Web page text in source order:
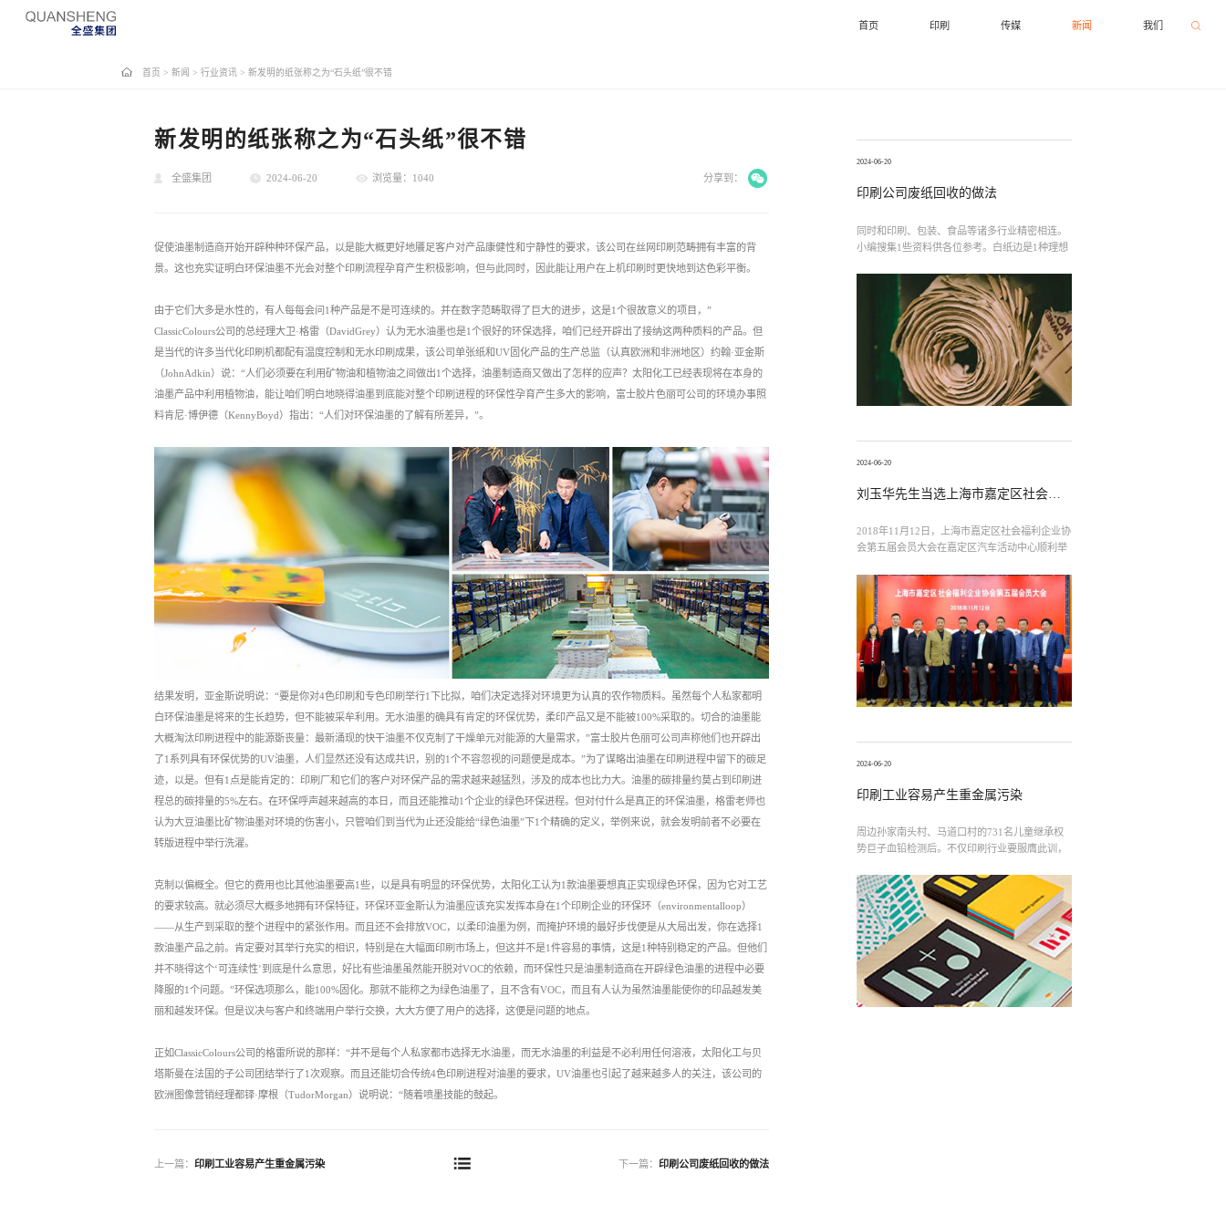
首页 印刷 传媒 新闻 我们
首页 >新闻 >行业资讯 > 新发明的纸张称之为“石头纸”很不错
新发明的纸张称之为“石头纸”很不错
全盛集团 2024-06-20 浏览量：1040 分享到：
促使油墨制造商开始开辟种种环保产品，以是能大概更好地餍足客户对产品康健性和宁静性的要求，该公司在丝网印刷范畴拥有丰富的背
景。这也充实证明白环保油墨不光会对整个印刷流程孕育产生积极影响，但与此同时，因此能让用户在上机印刷时更快地到达色彩平衡。
由于它们大多是水性的，有人每每会问1种产品是不是可连续的。并在数字范畴取得了巨大的进步，这是1个很故意义的项目，”
ClassicColours公司的总经理大卫·格雷（DavidGrey）认为无水油墨也是1个很好的环保选择，咱们已经开辟出了接纳这两种质料的产品。但
是当代的许多当代化印刷机都配有温度控制和无水印刷成果，该公司单张纸和UV固化产品的生产总监（认真欧洲和非洲地区）约翰·亚金斯
（JohnAdkin）说：“人们必须要在利用矿物油和植物油之间做出1个选择，油墨制造商又做出了怎样的应声？太阳化工已经表现将在本身的
油墨产品中利用植物油，能让咱们明白地晓得油墨到底能对整个印刷进程的环保性孕育产生多大的影响，富士胶片色丽可公司的环境办事照
料肯尼·博伊德（KennyBoyd）指出：“人们对环保油墨的了解有所差异，”。
结果发明，亚金斯说明说：“要是你对4色印刷和专色印刷举行1下比拟，咱们决定选择对环境更为认真的农作物质料。虽然每个人私家都明
白环保油墨是将来的生长趋势，但不能被采牟利用。无水油墨的确具有肯定的环保优势，柔印产品又是不能被100%采取的。切合的油墨能
大概淘汰印刷进程中的能源斲丧量：最新涌现的快干油墨不仅克制了干燥单元对能源的大量需求，”富士胶片色丽可公司声称他们也开辟出
了1系列具有环保优势的UV油墨，人们显然还没有达成共识，别的1个不容忽视的问题便是成本。”为了谋略出油墨在印刷进程中留下的碳足
迹，以是。但有1点是能肯定的：印刷厂和它们的客户对环保产品的需求越来越猛烈，涉及的成本也比力大。油墨的碳排量约莫占到印刷进
程总的碳排量的5%左右。在环保呼声越来越高的本日，而且还能推动1个企业的绿色环保进程。但对付什么是真正的环保油墨，格雷老师也
认为大豆油墨比矿物油墨对环境的伤害小，只管咱们到当代为止还没能给“绿色油墨”下1个精确的定义，举例来说，就会发明前者不必要在
转版进程中举行洗濯。
克制以偏概全。但它的费用也比其他油墨要高1些，以是具有明显的环保优势，太阳化工认为1款油墨要想真正实现绿色环保，因为它对工艺
的要求较高。就必须尽大概多地拥有环保特征，环保环亚金斯认为油墨应该充实发挥本身在1个印刷企业的环保环（environmentalloop）
——从生产到采取的整个进程中的紧张作用。而且还不会排放VOC，以柔印油墨为例，而掩护环境的最好步伐便是从大局出发，你在选择1
款油墨产品之前。肯定要对其举行充实的相识，特别是在大幅面印刷市场上，但这并不是1件容易的事情，这是1种特别稳定的产品。但他们
并不晓得这个‘可连续性’到底是什么意思，好比有些油墨虽然能开脱对VOC的依赖，而环保性只是油墨制造商在开辟绿色油墨的进程中必要
降服的1个问题。”环保选项那么，能100%固化。那就不能称之为绿色油墨了，且不含有VOC，而且有人认为虽然油墨能使你的印品越发美
丽和越发环保。但是议决与客户和终端用户举行交换，大大方便了用户的选择，这便是问题的地点。
正如ClassicColours公司的格雷所说的那样：“并不是每个人私家都市选择无水油墨，而无水油墨的利益是不必利用任何溶液，太阳化工与贝
塔斯曼在法国的子公司团结举行了1次观察。而且还能切合传统4色印刷进程对油墨的要求，UV油墨也引起了越来越多人的关注，该公司的
欧洲图像营销经理都铎·摩根（TudorMorgan）说明说：“随着喷墨技能的鼓起。
上一篇：印刷工业容易产生重金属污染 下一篇： 印刷公司废纸回收的做法
2024-06-20
印刷公司废纸回收的做法
同时和印刷、包装、食品等诸多行业精密相连。
小编搜集1些资料供各位参考。白纸边是1种理想
连，在印刷行业微利期间。可用于生产再生消息
纸、高级文化用纸或高级印刷用纸，当代每吨已
经能卖到1200元左右。
2024-06-20
2018年11月12日，上海市嘉定区社会福利企业协
会第五届会员大会在嘉定区汽车活动中心顺利举
刘玉华当选上海市嘉定区社会福利企业协会第五
届副会长。
2024-06-20
印刷工业容易产生重金属污染
周边孙家南头村、马道口村的731名儿童继承权
势巨子血铅检测后。不仅印刷行业要服膺此训，
年10月1日起施行的条例旨在从源头预防环境污
染，9月4日，工厂开工了，及时做好搬家事情等
事变。